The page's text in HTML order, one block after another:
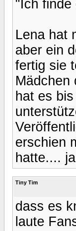
"Ich finde
Lena hat
aber ein
fertig sie
Mädchen
hat es
erschien
hatte....
Tiny Tim
dass es
laute